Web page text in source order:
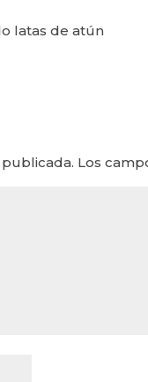
latas de atún
Los